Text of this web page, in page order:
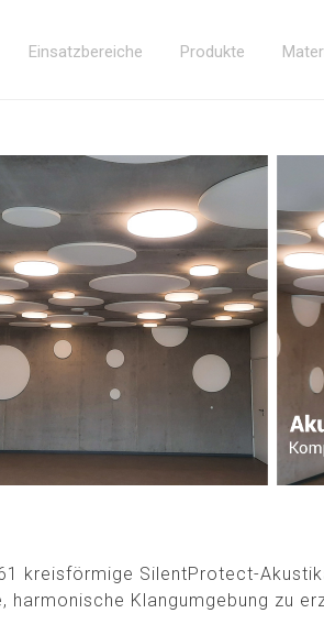
Einsatzbereiche Produkte
kreisförmige SilentProtect-
Klangumgebung zu